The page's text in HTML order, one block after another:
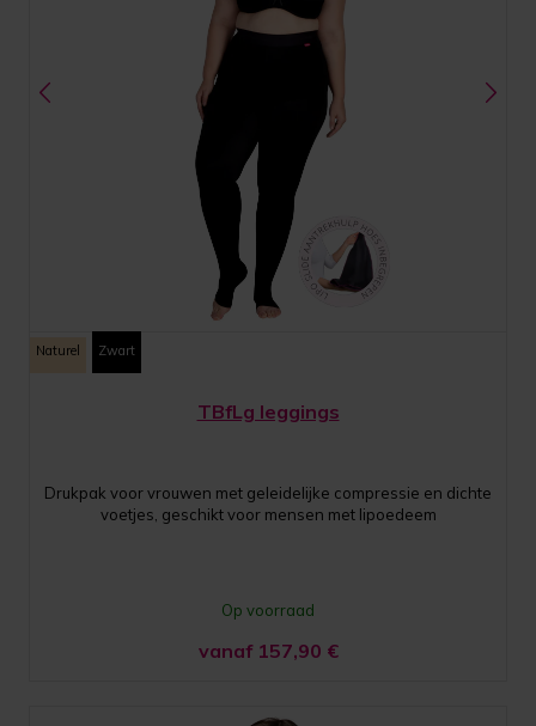
Naturel Zwart
TBfLg leggings
Drukpak voor vrouwen met geleidelijke compressie en dichte
voetjes, geschikt voor mensen met lipoedeem
Op voorraad
vanaf 157,90 €